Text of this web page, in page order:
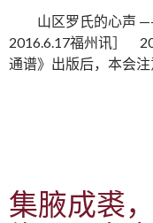
山区罗氏的心声
2016.6.17福州讯］
通谱》出版后，本会
集腋成裘